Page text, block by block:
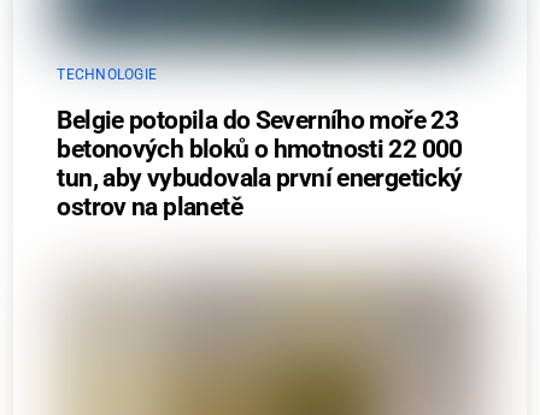
TECHNOLOGIE
Belgie potopila do Severního moře 23
betonových bloků o hmotnosti 22 000
tun, aby vybudovala první energetický
ostrov na planetě